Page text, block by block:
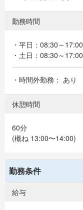
勤務時間
・平日：08:30～17:00
・土日：08:30～17:00
・時間外勤務： あり
休憩時間
60分
(概ね 13:00〜14:00)
勤務条件
給与